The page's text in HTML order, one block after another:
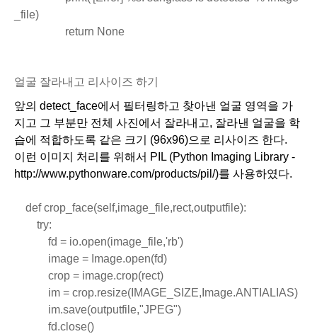
_file)
return None
얼굴 잘라내고 리사이즈 하기
앞의 detect_face에서 필터링하고 찾아낸 얼굴 영역을 가
지고 그 부분만 전체 사진에서 잘라내고, 잘라낸 얼굴을 학
습에 적합하도록 같은 크기 (96x96)으로 리사이즈 한다.
이런 이미지 처리를 위해서 PIL (Python Imaging Library -
http://www.pythonware.com/products/pil/)를 사용하였다.
def crop_face(self,image_file,rect,outputfile):
try:
fd = io.open(image_file,'rb')
image = Image.open(fd)
crop = image.crop(rect)
im = crop.resize(IMAGE_SIZE,Image.ANTIALIAS)
im.save(outputfile,"JPEG")
fd.close()